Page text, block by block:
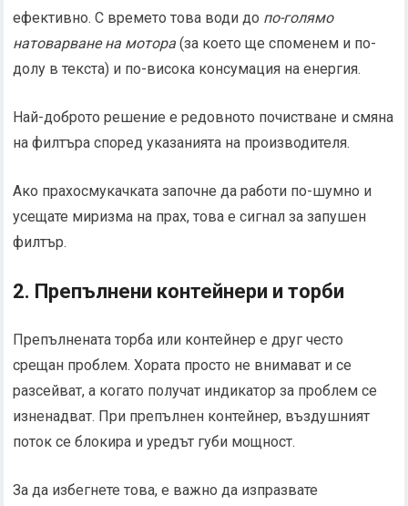
ефективно. С времето това води до по-голямо
натоварване на мотора (за което ще споменем и по-
долу в текста) и по-висока консумация на енергия.
Най-доброто решение е редовното почистване и смяна
на филтъра според указанията на производителя.
Ако прахосмукачката започне да работи по-шумно и
усещате миризма на прах, това е сигнал за запушен
филтър.
2. Препълнени контейнери и торби
Препълнената торба или контейнер е друг често
срещан проблем. Хората просто не внимават и се
разсейват, а когато получат индикатор за проблем се
изненадват. При препълнен контейнер, въздушният
поток се блокира и уредът губи мощност.
За да избегнете това, е важно да изпразвате